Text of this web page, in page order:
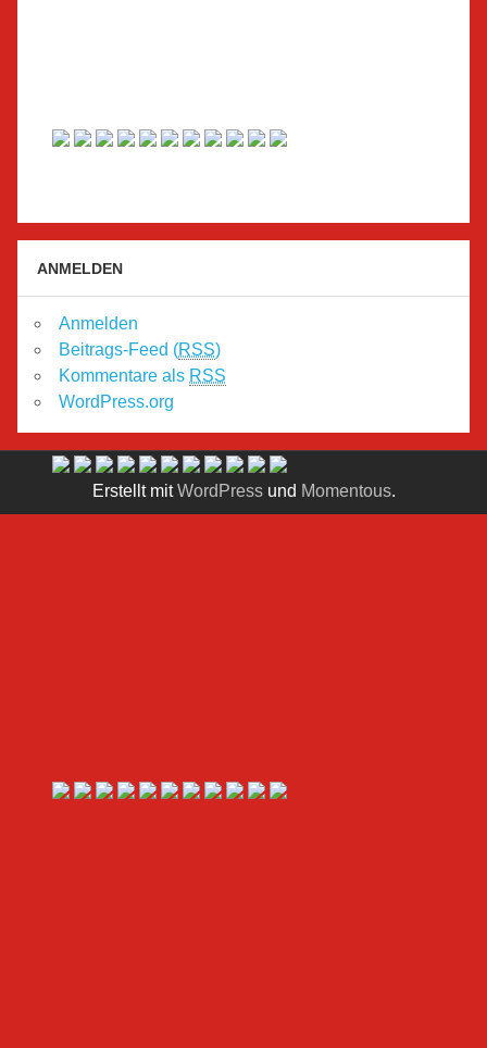
ANMELDEN
Anmelden
Beitrags-Feed (RSS)
Kommentare als RSS
WordPress.org
Erstellt mitWordPressund Momentous.